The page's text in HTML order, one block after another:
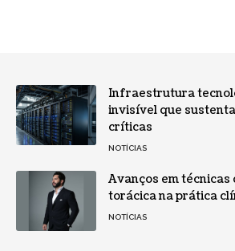
Infraestrutura
invisível que
críticas
NOTÍCIAS
Avanços em técnicas
torácica na prática
NOTÍCIAS